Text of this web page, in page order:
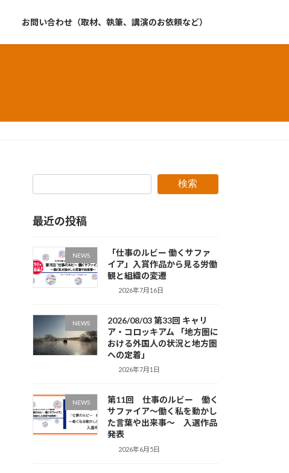
お問い合わせ（取材、執筆、講演のお依頼など）
検索
最近の投稿
NEWS
「仕事のルビー 働くサファ
イア」入賞作品から見る労働
観と組織の変遷
2026年7月16日
NEWS
2026/08/03 第33回 キャリ
ア・コロッキアム 「地方圏に
おける外国人の状況と地方圏
への定着」
2026年7月1日
NEWS
第11回 仕事のルビー 働く
サファイア～働く私を動かし
た言葉や出来事～ 入選作品
発表
2026年6月5日